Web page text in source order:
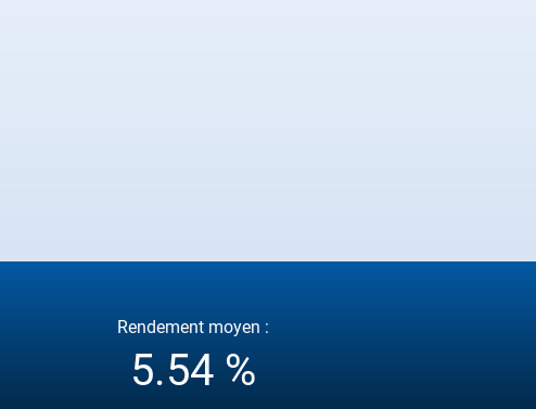
Rendement moyen :
5.54 %